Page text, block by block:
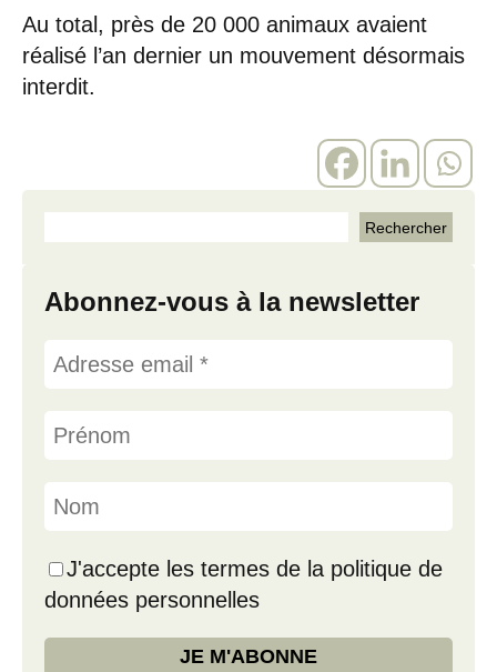
Au total, près de 20 000 animaux avaient
réalisé l’an dernier un mouvement désormais
interdit.
Abonnez-vous à la newsletter
J'accepte les termes de la politique de
données personnelles